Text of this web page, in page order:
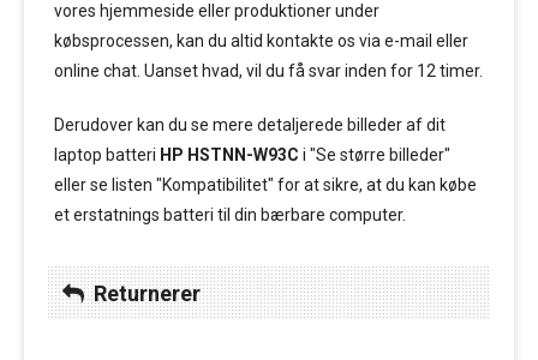
vores hjemmeside eller produktioner under
købsprocessen, kan du altid kontakte os via e-mail eller
online chat. Uanset hvad, vil du få svar inden for 12 timer.
Derudover kan du se mere detaljerede billeder af dit
laptop batteri HP HSTNN-W93C i "Se større billeder"
eller se listen "Kompatibilitet" for at sikre, at du kan købe
et erstatnings batteri til din bærbare computer.
Returnerer